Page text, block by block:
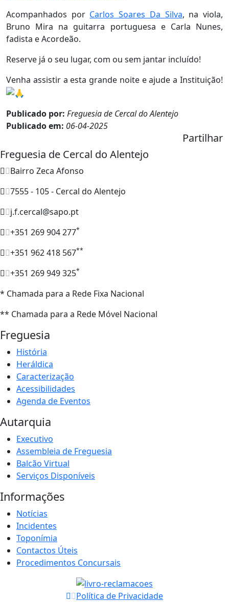
Acompanhados por Carlos Soares Da Silva, na viola,
Bruno Mira na guitarra portuguesa e Carla Nunes,
fadista e Acordeão.
Reserve já o seu lugar, com ou sem jantar incluído!
Venha assistir a esta grande noite e ajude a Instituição!
Publicado por: Freguesia de Cercal do Alentejo
Publicado em: 06-04-2025
Partilhar
Freguesia de Cercal do Alentejo
Bairro Zeca Afonso
7555 - 105 - Cercal do Alentejo
j.f.cercal@sapo.pt
+351 269 904 277*
+351 962 418 567**
+351 269 949 325*
* Chamada para a Rede Fixa Nacional
** Chamada para a Rede Móvel Nacional
Freguesia
História
Heráldica
Caracterização
Acessibilidades
Agenda de Eventos
Autarquia
Executivo
Assembleia de Freguesia
Balcão Virtual
Serviços Disponíveis
Informações
Notícias
Incidentes
Toponímia
Contactos Úteis
Procedimentos Concursais
Política de Privacidade